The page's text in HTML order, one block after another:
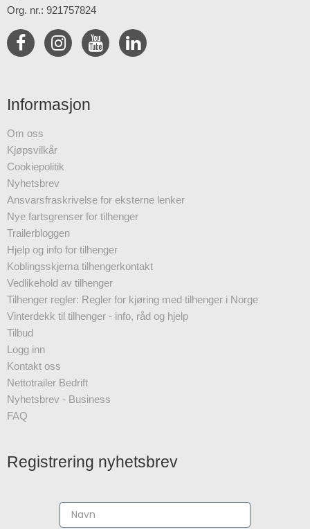
Org. nr.: 921757824
Informasjon
Om oss
Kjøpsvilkår
Cookiepolitik
Nyhetsbrev
Ansvarsfraskrivelse for eksterne lenker
Nye fartsgrenser for tilhenger
Trailerbloggen
Hjelp og info for tilhenger
Koblingsskjema tilhengerkontakt
Vedlikehold av tilhenger
Tilhenger regler: Regler for kjøring med tilhenger i Norge
Vinterdekk til tilhenger - info, råd og hjelp
Tilbud
Logg inn
Kontakt oss
Nettotrailer Bedrift
Nyhetsbrev - Business
FAQ
Registrering nyhetsbrev